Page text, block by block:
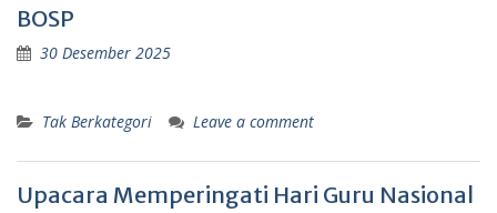
BOSP
30 Desember 2025
Tak Berkategori Leave a comment
Upacara Memperingati Hari Guru Nasional